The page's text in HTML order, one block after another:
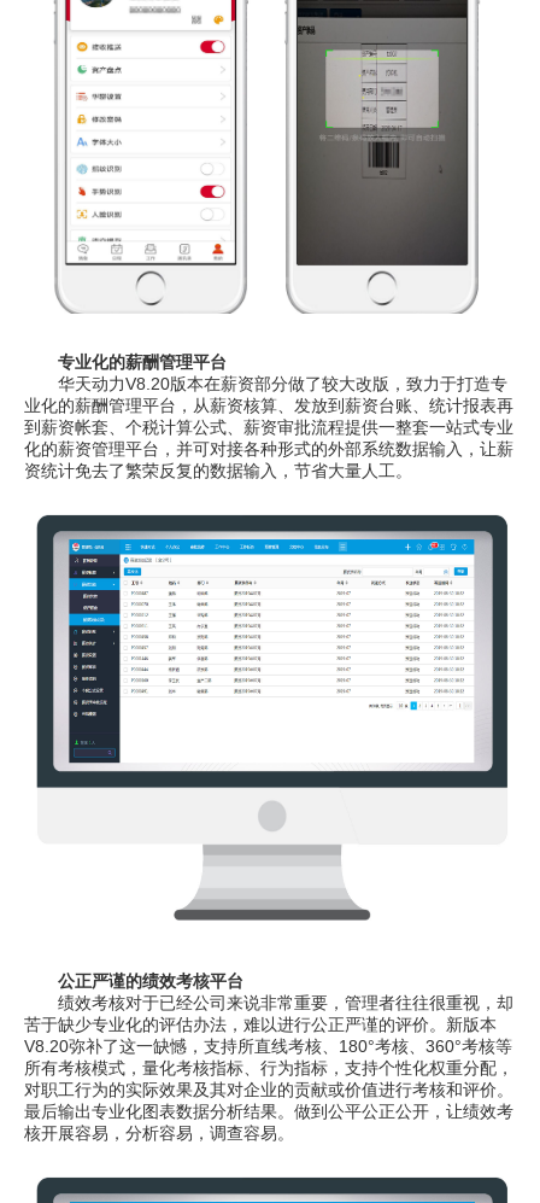
专业化的薪酬管理平台
华天动力V8.20版本在薪资部分做了较大改版，致力于打造专
业化的薪酬管理平台，从薪资核算、发放到薪资台账、统计报表再
到薪资帐套、个税计算公式、薪资审批流程提供一整套一站式专业
化的薪资管理平台，并可对接各种形式的外部系统数据输入，让薪
资统计免去了繁荣反复的数据输入，节省大量人工。
公正严谨的绩效考核平台
绩效考核对于已经公司来说非常重要，管理者往往很重视，却
苦于缺少专业化的评估办法，难以进行公正严谨的评价。新版本
V8.20弥补了这一缺憾，支持所直线考核、180°考核、360°考核等
所有考核模式，量化考核指标、行为指标，支持个性化权重分配，
对职工行为的实际效果及其对企业的贡献或价值进行考核和评价。
最后输出专业化图表数据分析结果。做到公平公正公开，让绩效考
核开展容易，分析容易，调查容易。